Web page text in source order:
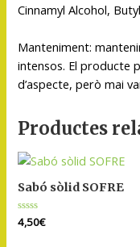
Cinnamyl Alcohol,
Manteniment:
intensos. El producte
d’aspecte, però mai
Productes
Sabó sòlid SOFRE
Puntuat
amb
4,50€